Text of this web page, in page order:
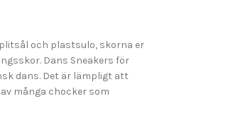
och plastsulo, skorna er
Dans Sneakers för
dans. Det är lämpligt att
många chocker som